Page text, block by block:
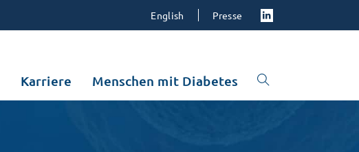
English Presse
Karriere Menschen mit Diabetes